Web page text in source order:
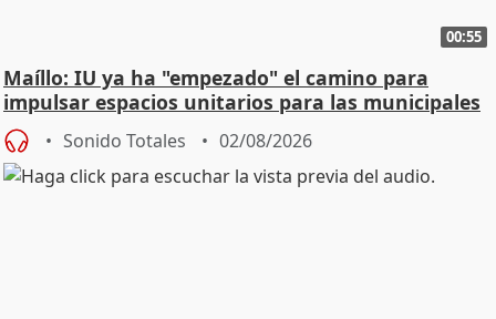
00:55
Maíllo: IU ya ha "empezado" el camino para
impulsar espacios unitarios para las municipales
Sonido Totales 02/08/2026